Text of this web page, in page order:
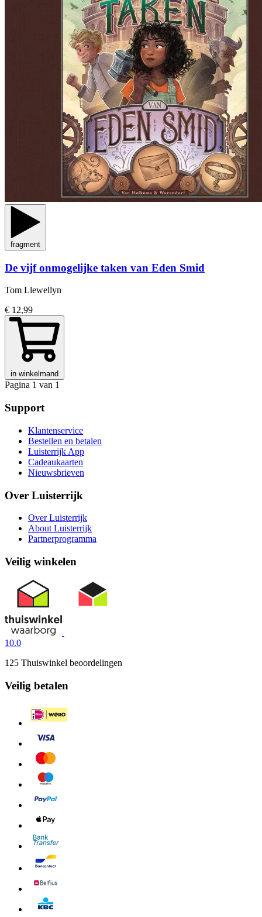
fragment
De vijf onmogelijke taken van Eden Smid
Tom Llewellyn
€ 12,99
in winkelmand
Pagina 1 van 1
Support
Klantenservice
Bestellen en betalen
Luisterrijk App
Cadeaukaarten
Nieuwsbrieven
Over Luisterrijk
Over Luisterrijk
About Luisterrijk
Partnerprogramma
Veilig winkelen
10.0
125 Thuiswinkel beoordelingen
Veilig betalen